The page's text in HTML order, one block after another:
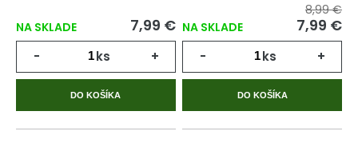
NA SKLADE 7,99 €
- ks +
DO KOŠÍKA
NA SKLADE
8,99 €
7,99 €
- ks +
DO KOŠÍKA